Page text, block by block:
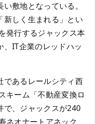
敷地となっている。
新しく生まれる」とい
発行するジャックス本
、IT企業のレッドハッ
であるレールシティ西
キーム「不動産変換ロ
で、ジャックスが240
ネオナートアネック